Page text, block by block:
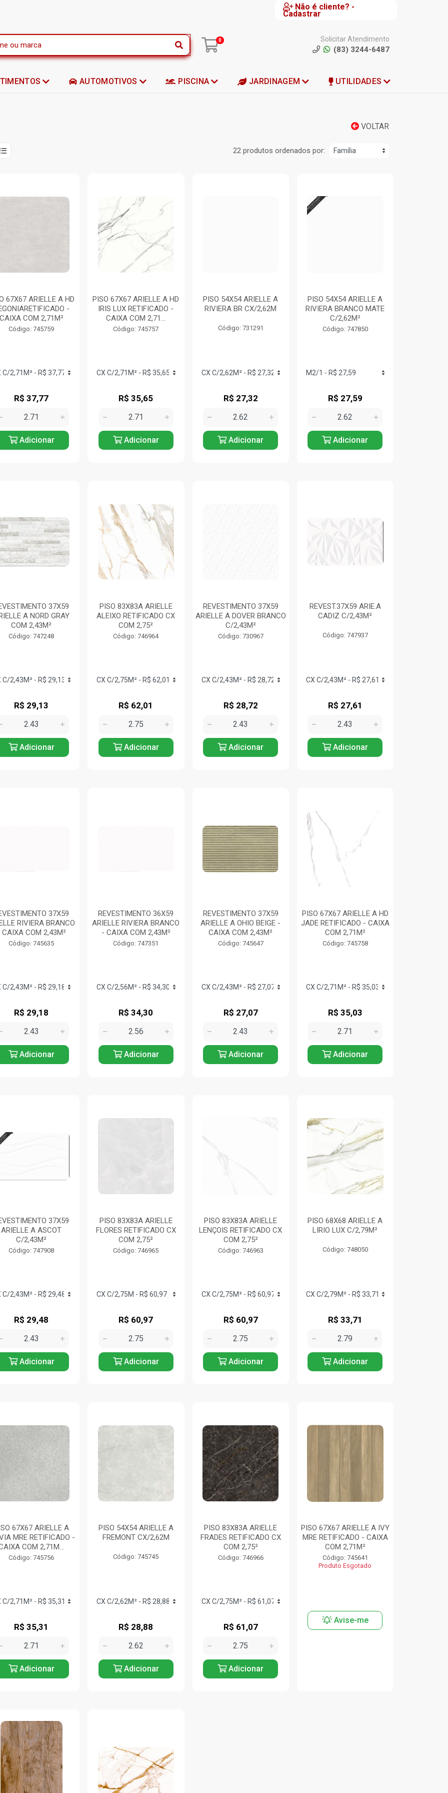
Não é cliente? -
Cadastrar
0 Solicitar Atendimento
(83) 3244-6487
AUTOMOTIVOS PISCINA JARDINAGEM UTILIDADES
VOLTAR
22 produtos ordenados por:
67X67 ARIELLE A HD
-
COM 2,71M²
Código: 745759
R$ 37,77
Adicionar
PISO 67X67 ARIELLE A HD
IRIS LUX RETIFICADO -
CAIXA COM 2,71...
Código: 745757
R$ 35,65
Adicionar
PISO 54X54 ARIELLE A
RIVIERA BR CX/2,62M
Código: 731291
R$ 27,32
Adicionar
PISO 54X54 ARIELLE A
RIVIERA BRANCO MATE
C/2,62M²
Código: 747850
R$ 27,59
Adicionar
37X59
A NORD GRAY
COM 2,43M²
Código: 747248
R$ 29,13
Adicionar
PISO 83X83A ARIELLE
ALEIXO RETIFICADO CX
COM 2,75²
Código: 746964
R$ 62,01
Adicionar
REVESTIMENTO 37X59
ARIELLE A DOVER BRANCO
C/2,43M²
Código: 730967
R$ 28,72
Adicionar
REVEST.37X59 ARIE.A
CADIZ C/2,43M²
Código: 747937
R$ 27,61
Adicionar
37X59
RIVIERA BRANCO
COM 2,43M²
Código: 745635
R$ 29,18
Adicionar
REVESTIMENTO 36X59
ARIELLE RIVIERA BRANCO
- CAIXA COM 2,43M²
Código: 747351
R$ 34,30
Adicionar
REVESTIMENTO 37X59
ARIELLE A OHIO BEIGE -
CAIXA COM 2,43M²
Código: 745647
R$ 27,07
Adicionar
PISO 67X67 ARIELLE A HD
JADE RETIFICADO - CAIXA
COM 2,71M²
Código: 745758
R$ 35,03
Adicionar
37X59
ARIELLE A ASCOT
C/2,43M²
Código: 747908
R$ 29,48
Adicionar
PISO 83X83A ARIELLE
FLORES RETIFICADO CX
COM 2,75²
Código: 746965
R$ 60,97
Adicionar
PISO 83X83A ARIELLE
LENÇOIS RETIFICADO CX
COM 2,75²
Código: 746963
R$ 60,97
Adicionar
PISO 68X68 ARIELLE A
LIRIO LUX C/2,79M²
Código: 748050
R$ 33,71
Adicionar
67X67 ARIELLE A
MRE RETIFICADO -
COM 2,71M...
Código: 745756
R$ 35,31
Adicionar
PISO 54X54 ARIELLE A
FREMONT CX/2,62M
Código: 745745
R$ 28,88
Adicionar
PISO 83X83A ARIELLE
FRADES RETIFICADO CX
COM 2,75²
Código: 746966
R$ 61,07
Adicionar
PISO 67X67 ARIELLE A IVY
MRE RETIFICADO - CAIXA
COM 2,71M²
Código: 745641
Produto Esgotado
Avise-me